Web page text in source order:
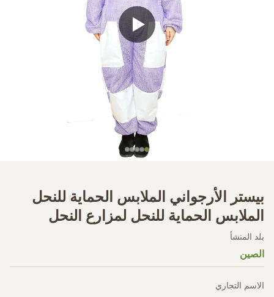
بيستر الأرجواني الملابس الحماية للنحل
الملابس الحماية للنحل لمزارع النحل
بلد المنشأ
الصين
الاسم التجاري